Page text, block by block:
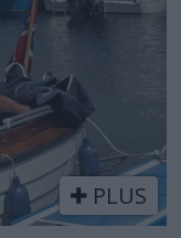
PLUS